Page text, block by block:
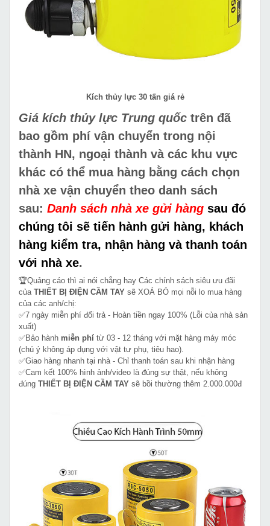
Kích thủy lực 30 tấn giá rẻ
Giá kích thủy lực Trung quốc trên đã
bao gồm phí vận chuyển trong nội
thành HN, ngoại thành và các khu vực
khác có thể mua hàng bằng cách chọn
nhà xe vận chuyển theo danh sách
sau: Danh sách nhà xe gửi hàng sau đó
chúng tôi sẽ tiến hành gửi hàng, khách
hàng kiểm tra, nhận hàng và thanh toán
với nhà xe.
🏆Quảng cáo thì ai nói chẳng hay Các chính sách siêu ưu đãi
của THIẾT BỊ ĐIỆN CẦM TAY sẽ XOÁ BỎ mọi nỗi lo mua hàng
của các anh/chị:
✅7 ngày miễn phí đổi trả - Hoàn tiền ngay 100% (Lỗi của nhà sản
xuất)
✅Bảo hành miễn phí từ 03 - 12 tháng với mặt hàng máy móc
(chú ý không áp dụng với vật tư phụ, tiêu hao).
✅Giao hàng nhanh tại nhà - Chỉ thanh toán sau khi nhận hàng
✅Cam kết 100% hình ảnh/video là đúng sự thật, nếu không
đúng THIẾT BỊ ĐIỆN CẦM TAY sẽ bồi thường thêm 2.000.000đ